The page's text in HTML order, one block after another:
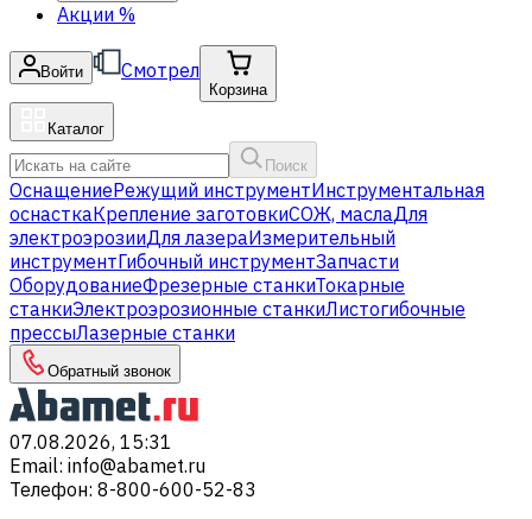
Акции %
Войти Смотрел
Корзина
Каталог
Поиск
ОснащениеРежущий инструментИнструментальная
оснасткаКрепление заготовкиСОЖ, маслаДля
электроэрозииДля лазераИзмерительный
инструментГибочный инструментЗапчасти
ОборудованиеФрезерные станкиТокарные
станкиЭлектроэрозионные станкиЛистогибочные
прессыЛазерные станки
Обратный звонок
07.08.2026, 15:31
Email: info@abamet.ru
Телефон: 8-800-600-52-83